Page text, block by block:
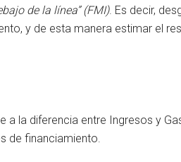
de la línea” (FMI). Es decir,
y de esta manera estimar el
a la diferencia entre Ingresos y
de financiamiento.